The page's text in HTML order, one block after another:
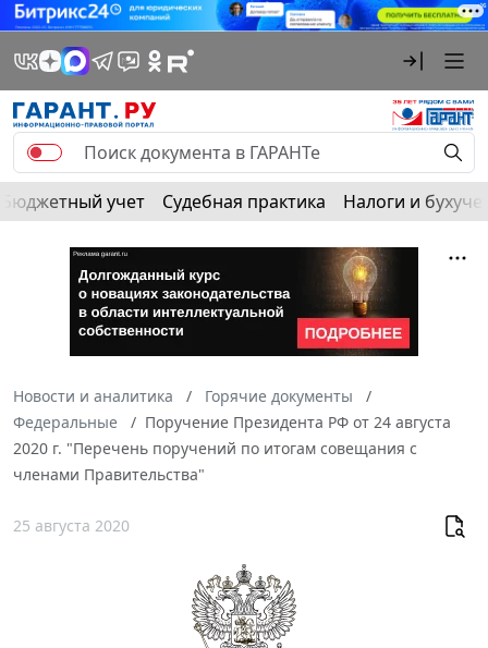
Бюджетный учет Судебная практика Налоги и
Новости и аналитика
Горячие документы
Федеральные
Поручение Президента РФ от 24 августа
2020 г. "Перечень поручений по итогам совещания с
членами Правительства"
25 августа 2020